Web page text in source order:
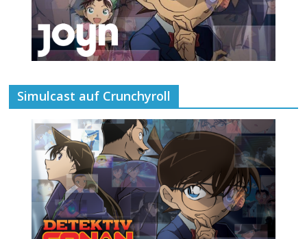
Simulcast auf Crunchyroll